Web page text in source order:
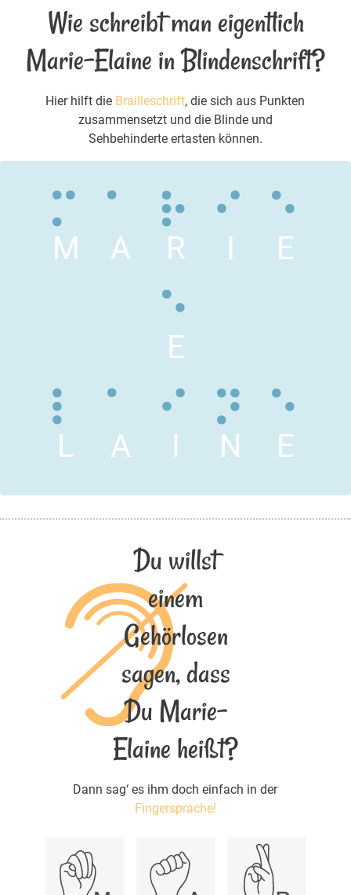
Wie schreibt man eigentlich
Marie-Elaine in Blindenschrift?
Hier hilft die Brailleschrift, die sich aus Punkten
zusammensetzt und die Blinde und
Sehbehinderte ertasten können.
M A R I E
E
L A I N E
Du willst
einem
Gehörlosen
sagen, dass
Du Marie-
Elaine heißt?
Dann sag‘ es ihm doch einfach in der
Fingersprache!